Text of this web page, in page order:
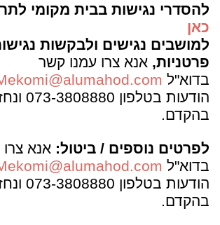
להסדרי נגישות בבית מקומי
כאן
למושבים נגישים ולבקשות
פרטניות, אנא צרו עמנו קשר
בדוא"ל
הודעות
בהקדם.
לפרטים נוספים / ביטול: אנא
בדוא"ל
הודעות
בהקדם.